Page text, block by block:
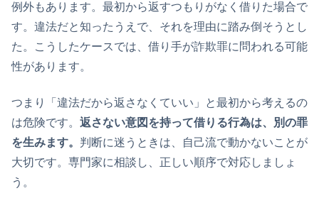
例外もあります。最初から返すつもりがなく借りた場合で
す。違法だと知ったうえで、それを理由に踏み倒そうとし
た。こうしたケースでは、借り手が詐欺罪に問われる可能
性があります。
つまり「違法だから返さなくていい」と最初から考えるの
は危険です。 返さない意図を持って借りる行為は、別の罪
を生みます。 判断に迷うときは、自己流で動かないことが
大切です。専門家に相談し、正しい順序で対応しましょ
う。